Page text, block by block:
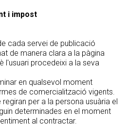
i impost
cada servei de publicació
de manera clara a la pàgina
l'usuari procedeixi a la seva
en qualsevol moment
de comercialització vigents.
per a la persona usuària el
determinades en el moment
al contractar.